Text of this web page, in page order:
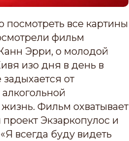
все картины
фильм
Эрри, о молодой
изо дня в день в
от
Фильм охватывает
Экзаркопулос и
всегда буду видеть